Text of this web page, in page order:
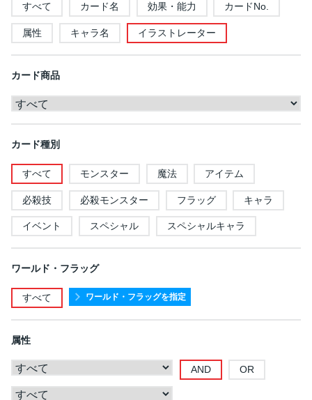
すべて カード名 効果・能力 カードNo.
属性 キャラ名 イラストレーター
カード商品
カード種別
すべて モンスター 魔法 アイテム
必殺技 必殺モンスター フラッグ キャラ
イベント スペシャル スペシャルキャラ
ワールド・フラッグ
すべて ワールド・フラッグを指定
属性
AND OR